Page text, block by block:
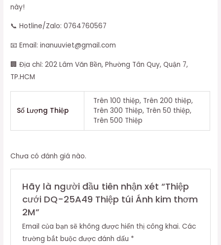
này!
📞 Hotline/Zalo: 0764760567
📧 Email: inanuuviet@gmail.com
🏢 Địa chỉ: 202 Lâm Văn Bền, Phường Tân Quy, Quận 7,
TP.HCM
Số Lượng Thiệp
Trên 100 thiệp, Trên 200 thiệp,
Trên 300 Thiệp, Trên 50 thiệp,
Trên 500 Thiệp
Chưa có đánh giá nào.
Hãy là người đầu tiên nhận xét “Thiệp
cưới DQ-25A49 Thiệp túi Ánh kim thơm
2M”
Email của bạn sẽ không được hiển thị công khai. Các
trường bắt buộc được đánh dấu *